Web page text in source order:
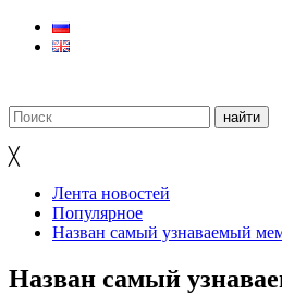
╳
Лента новостей
Популярное
Назван самый узнаваемый
Назван самый